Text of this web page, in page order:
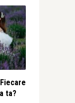
ta?